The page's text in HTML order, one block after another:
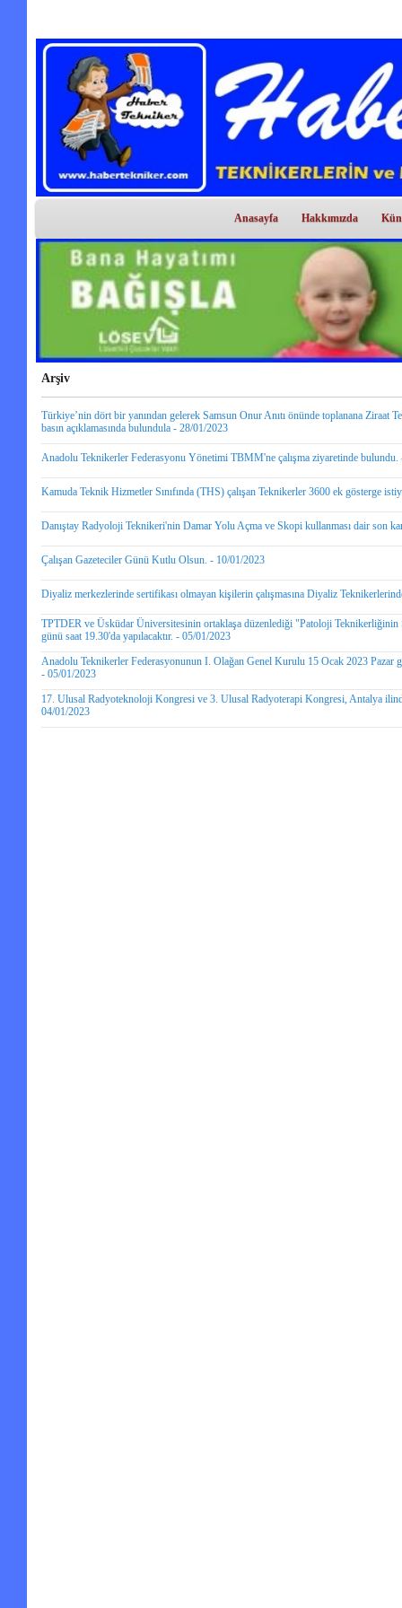
Anasayfa Hakkımızda
Arşiv
Türkiye’nin dört bir yanından gelerek Samsun Onur Anıtı önünde toplanana Ziraat
basın açıklamasında bulundula - 28/01/2023
Anadolu Teknikerler Federasyonu Yönetimi TBMM'ne çalışma ziyaretinde bulundu.
Kamuda Teknik Hizmetler Sınıfında (THS) çalışan Teknikerler 3600 ek gösterge
Danıştay Radyoloji Teknikeri'nin Damar Yolu Açma ve Skopi kullanması dair son
Çalışan Gazeteciler Günü Kutlu Olsun. - 10/01/2023
Diyaliz merkezlerinde sertifikası olmayan kişilerin çalışmasına Diyaliz
TPTDER ve Üsküdar Üniversitesinin ortaklaşa düzenlediği "Patoloji Teknikerliğinin
günü saat 19.30'da yapılacaktır. - 05/01/2023
Anadolu Teknikerler Federasyonunun I. Olağan Genel Kurulu 15 Ocak 2023 Pazar
- 05/01/2023
17. Ulusal Radyoteknoloji Kongresi ve 3. Ulusal Radyoterapi Kongresi, Antalya
04/01/2023